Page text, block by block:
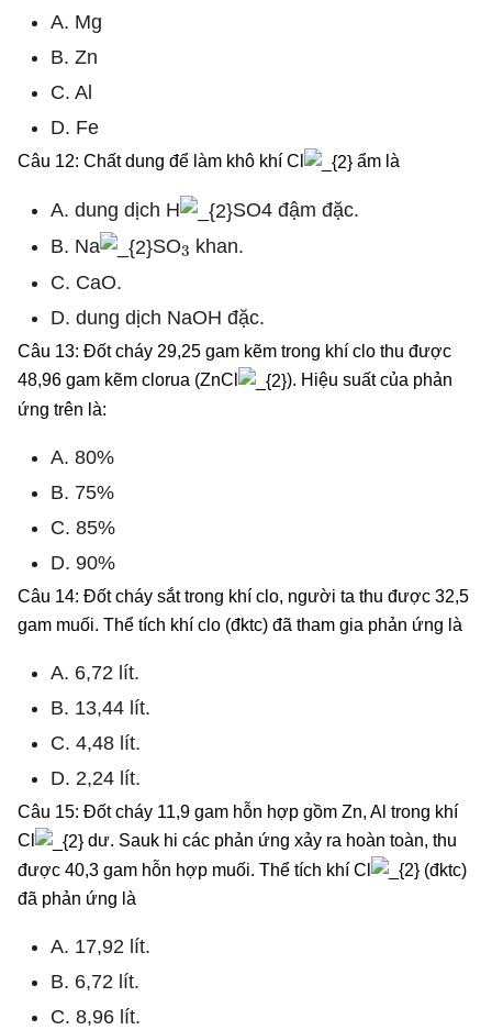
A. Mg
B. Zn
C. Al
D. Fe
Câu 12: Chất dung để làm khô khí Cl ẩm là
A. dung dịch H
SO4 đậm đặc.
B. Na
SO
khan.
C. CaO.
D. dung dịch NaOH đặc.
Câu 13: Đốt cháy 29,25 gam kẽm trong khí clo thu được
48,96 gam kẽm clorua (ZnCl
). Hiệu suất của phản
ứng trên là:
A. 80%
B. 75%
C. 85%
D. 90%
Câu 14: Đốt cháy sắt trong khí clo, người ta thu được 32,5
gam muối. Thể tích khí clo (đktc) đã tham gia phản ứng là
A. 6,72 lít.
B. 13,44 lít.
C. 4,48 lít.
D. 2,24 lít.
Câu 15: Đốt cháy 11,9 gam hỗn hợp gồm Zn, Al trong khí
Cl
dư. Sauk hi các phản ứng xảy ra hoàn toàn, thu
được 40,3 gam hỗn hợp muối. Thể tích khí Cl
(đktc)
đã phản ứng là
A. 17,92 lít.
B. 6,72 lít.
C. 8,96 lít.